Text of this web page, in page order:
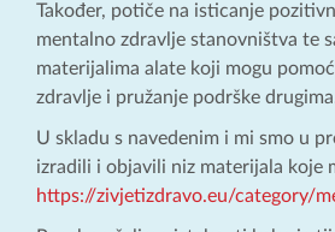
Također, potiče na isticanje
mentalno zdravlje stanovništva te
materijalima alate koji mogu
zdravlje i pružanje podrške
U skladu s navedenim i mi smo u
izradili i objavili niz materijala koje
https://zivjetizdravo.eu/category/